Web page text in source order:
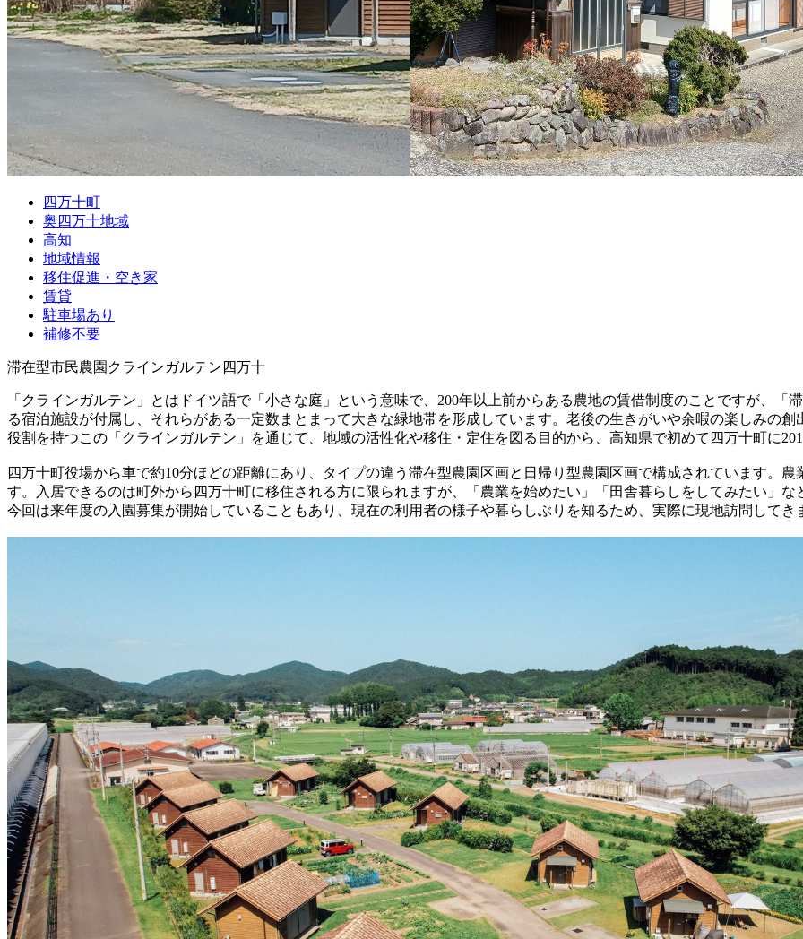
四万十町
奥四万十地域
高知
地域情報
移住促進・空き家
賃貸
駐車場あり
補修不要
滞在型市民農園クラインガルテン四万十
「クラインガルテン」とはドイツ語で「小さな庭」という意味で、200年以上前からある農地の賃借制度のことですが、
る宿泊施設が付属し、それらがある一定数まとまって大きな緑地帯を形成しています。老後の生きがいや余暇の楽しみの
役割を持つこの「クラインガルテン」を通じて、地域の活性化や移住・定住を図る目的から、高知県で初めて四万十町に
四万十町役場から車で約10分ほどの距離にあり、タイプの違う滞在型農園区画と日帰り型農園区画で構成されています。
す。入居できるのは町外から四万十町に移住される方に限られますが、「農業を始めたい」「田舎暮らしをしてみたい」
今回は来年度の入園募集が開始していることもあり、現在の利用者の様子や暮らしぶりを知るため、実際に現地訪問してき